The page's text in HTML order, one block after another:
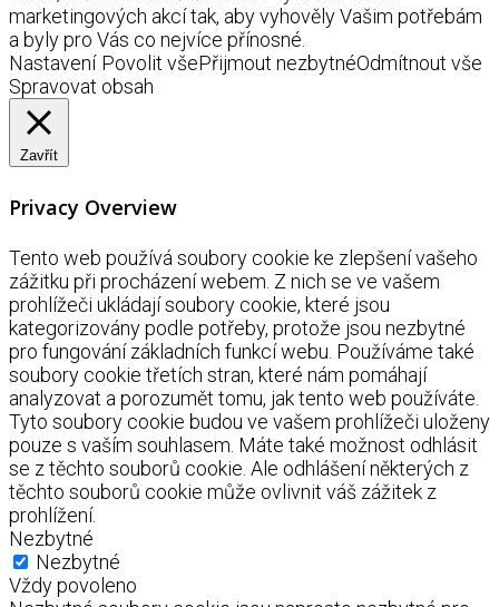
marketingových akcí tak, aby vyhověly Vašim potřebám
a byly pro Vás co nejvíce přínosné.
Nastavení Povolit všePřijmout nezbytnéOdmítnout vše
Spravovat obsah
Zavřít
Privacy Overview
Tento web používá soubory cookie ke zlepšení vašeho
zážitku při procházení webem. Z nich se ve vašem
prohlížeči ukládají soubory cookie, které jsou
kategorizovány podle potřeby, protože jsou nezbytné
pro fungování základních funkcí webu. Používáme také
soubory cookie třetích stran, které nám pomáhají
analyzovat a porozumět tomu, jak tento web používáte.
Tyto soubory cookie budou ve vašem prohlížeči uloženy
pouze s vaším souhlasem. Máte také možnost odhlásit
se z těchto souborů cookie. Ale odhlášení některých z
těchto souborů cookie může ovlivnit váš zážitek z
prohlížení.
Nezbytné
Nezbytné
Vždy povoleno